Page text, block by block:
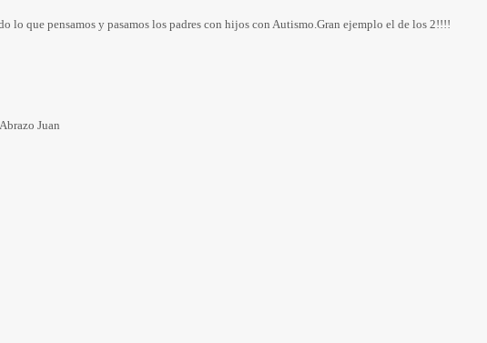
lo que pensamos y pasamos los padres con hijos con Autismo.Gran ejemplo el de los 2!!!!
Juan